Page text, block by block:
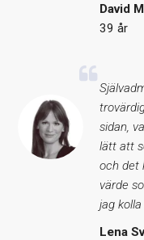
David
39 år
sidan,
lätt att
och det
värde
jag
Lena